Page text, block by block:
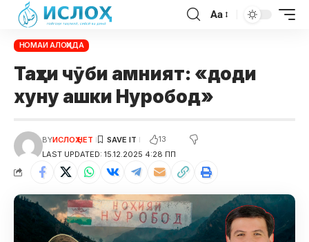
Aa
НОМАИ АЛОҲИДА
Таҳти чӯби амният: «доди
хуну ашки Нуробод»
LAST UPDATED: 15.12.2025 4:28 ПП
BYИСЛОҲ НЕТ 13